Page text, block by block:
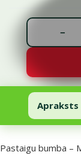
−
Pastaigu bumba –
Pievienot grozam
Apraksts
Uz lapas
Pastaigu bumba –